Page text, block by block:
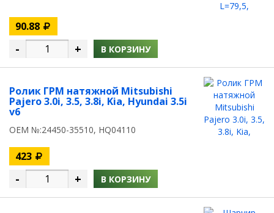
90.88
- + В КОРЗИНУ
Ролик ГРМ натяжной Mitsubishi
Pajero 3.0i, 3.5, 3.8i, Kia, Hyundai 3.5i
v6
OEM №:24450-35510, HQ04110
423
- + В КОРЗИНУ